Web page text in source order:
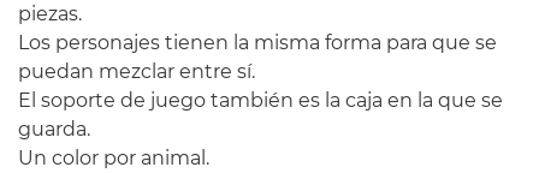
piezas.
Los personajes tienen la misma forma para que se
puedan mezclar entre sí.
El soporte de juego también es la caja en la que se
guarda.
Un color por animal.